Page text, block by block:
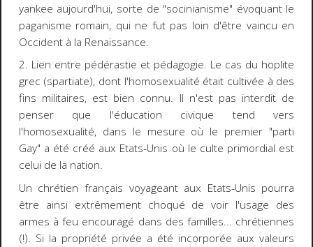
yankee aujourd'hui, sorte de "socinianisme" évoquant le
paganisme romain, qui ne fut pas loin d'être vaincu en
Occident à la Renaissance.
2. Lien entre pédérastie et pédagogie. Le cas du hoplite
grec (spartiate), dont l'homosexualité était cultivée à des
fins militaires, est bien connu. Il n'est pas interdit de
penser que l'éducation civique tend vers
l'homosexualité, dans le mesure où le premier "parti
Gay" a été créé aux Etats-Unis où le culte primordial est
celui de la nation.
Un chrétien français voyageant aux Etats-Unis pourra
être ainsi extrêmement choqué de voir l'usage des
armes à feu encouragé dans des familles... chrétiennes
(!). Si la propriété privée a été incorporée aux valeurs